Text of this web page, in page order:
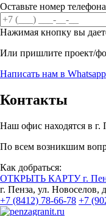
Оставьте номер
Нажимая кнопку вы
Или пришлите проект/
Написать нам в Whatsapp
Контакты
Наш офис находятся в г.
По всем возникшим
Как добраться:
ОТКРЫТЬ КАРТУ г.
г. Пенза, ул. Новоселов,
+7 (8412) 78-66-78 +7